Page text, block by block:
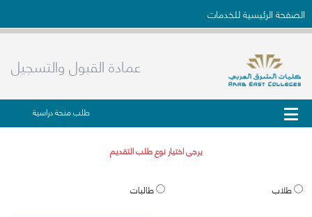
الصفحة الرئيسية للخدمات
عمادة القبول والتسجيل
طلب منحة دراسية
يرجى اختيار نوع طلب التقديم
طلاب طالبات